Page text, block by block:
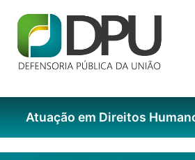
Atuação em Direitos